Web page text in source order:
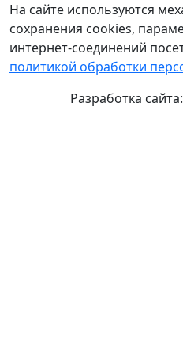
На сайте используются
сохранения cookies,
интернет-соединений
политикой обработки
Разработка сайта: